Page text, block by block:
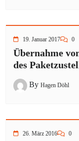
19. Januar 2017 0
Übernahme
des
By Hagen Döhl
26. März 2016 0